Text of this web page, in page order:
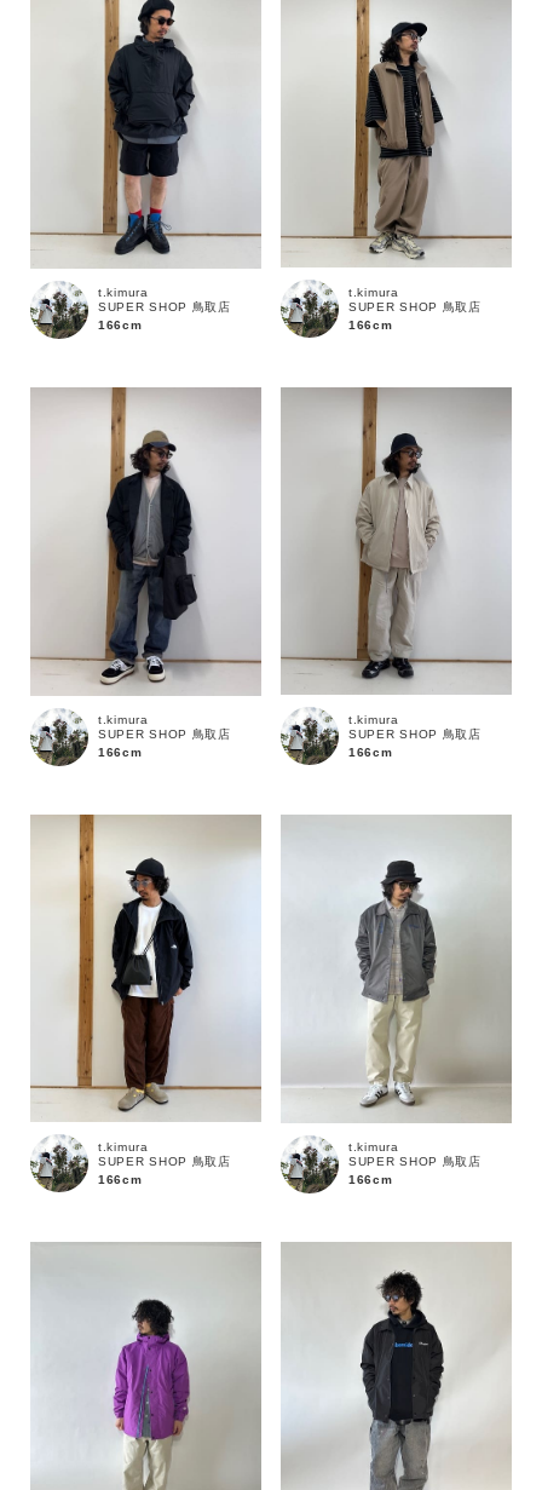
キーワード
MENS KIDS
ブランド
t.kimura
SUPER SHOP 鳥取店
166cm
t.kimura
SUPER SHOP 鳥取店
166cm
t.kimura
SUPER SHOP 鳥取店
166cm
t.kimura
SUPER SHOP 鳥取店
166cm
t.kimura
SUPER SHOP 鳥取店
166cm
t.kimura
SUPER SHOP 鳥取店
166cm